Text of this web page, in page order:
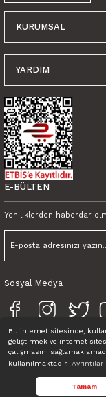
Bu internet sitesinde,
geliştirmek ve internet
çalışmasını sağlamak
kullanılmaktadır.
Ayrıntılar
Tamam
Tink Kendinden
KURUMSAL
YARDIM
E-BÜLTEN
Yeniliklerden haberdar
Sosyal Medya